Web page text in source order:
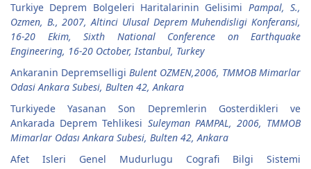
Turkiye Deprem Bolgeleri Haritalarinin Gelisimi Pampal, S.,
Ozmen, B., 2007, Altinci Ulusal Deprem Muhendisligi Konferansi,
16-20 Ekim, Sixth National Conference on Earthquake
Engineering, 16-20 October, Istanbul, Turkey
Ankaranin Depremselligi Bulent OZMEN,2006, TMMOB Mimarlar
Odasi Ankara Subesi, Bulten 42, Ankara
Turkiyede Yasanan Son Depremlerin Gosterdikleri ve
Ankarada Deprem Tehlikesi Suleyman PAMPAL, 2006, TMMOB
Mimarlar Odası Ankara Subesi, Bulten 42, Ankara
Afet Isleri Genel Mudurlugu Cografi Bilgi Sistemi